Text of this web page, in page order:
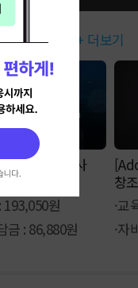
+ 더보기
이터분석기사
193,050원
금 : 86,880원
창
일
·교
·자